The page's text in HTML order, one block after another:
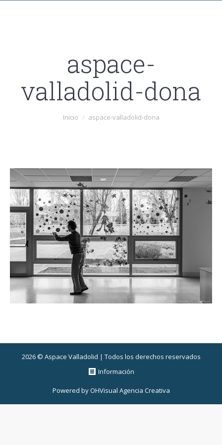
aspace-
valladolid-dona
Inicio aspace-valladolid-dona
2026 © Aspace Valladolid | Todos los derechos reservados
Información
Powered byOHVisual Agencia Creativa